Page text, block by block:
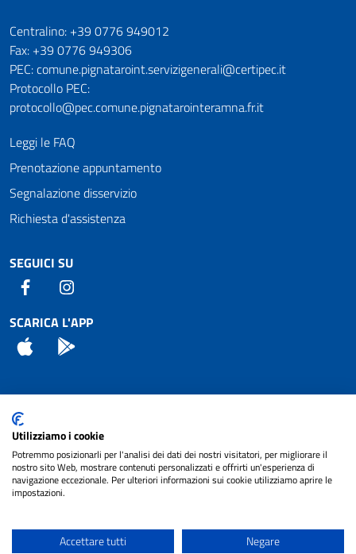
Numeri utili
Centralino: +39 0776 949012
Fax: +39 0776 949306
PEC: comune.pignataroint.servizigenerali@certipec.it
Protocollo PEC:
protocollo@pec.comune.pignatarointeramna.fr.it
Leggi le FAQ
Prenotazione appuntamento
Segnalazione disservizio
Richiesta d'assistenza
SEGUICI SU
Facebook
SCARICA L'APP
App Store
Attuazione Misure PNRR
Piano di miglioramento del sito
Note legali
cura diNET SMART
Utilizziamo i cookie
Potremmo posizionarli per l'analisi dei dati dei nostri visitatori, per migliorare il
nostro sito Web, mostrare contenuti personalizzati e offrirti un'esperienza di
navigazione eccezionale. Per ulteriori informazioni sui cookie utilizziamo aprire le
impostazioni.
Accettare tutti Negare